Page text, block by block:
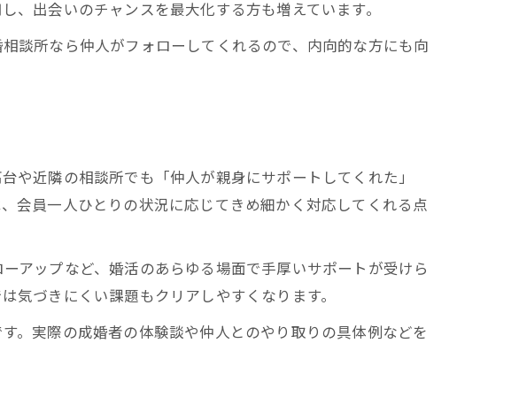
出会いのチャンスを最大化する方も増えています。
談所なら仲人がフォローしてくれるので、内向的な方にも向
近隣の相談所でも「仲人が親身にサポートしてくれた」
会員一人ひとりの状況に応じてきめ細かく対応してくれる点
アップなど、婚活のあらゆる場面で手厚いサポートが受けら
づきにくい課題もクリアしやすくなります。
。実際の成婚者の体験談や仲人とのやり取りの具体例などを